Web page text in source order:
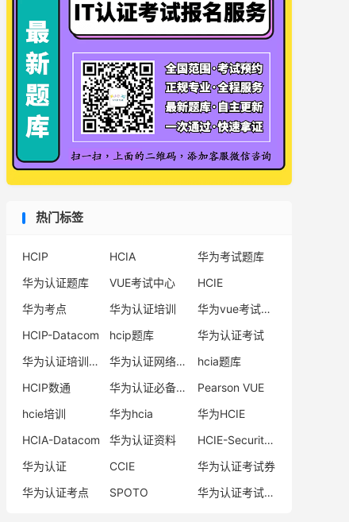
热门标签
HCIP HCIA
华为考试题库
华为认证题库
VUE考试中心
HCIE
华为考点
华为认证培训
华为vue考试中心
HCIP-Datacom
hcip题库
华为认证考试
华为认证培训机构
华为认证网络工程师
hcia题库
HCIP数通
华为认证必备电子书系列
Pearson VUE
hcie培训
华为hcia
华为HCIE
HCIA-Datacom
华为认证资料
HCIE-Security备考指南
华为认证
CCIE
华为认证考试券
华为认证考点
SPOTO 华为认证考试费用